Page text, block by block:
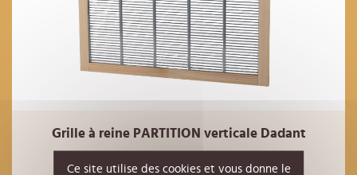
Grille à reine PARTITION verticale Dadant
Ce site utilise des cookies et vous donne le